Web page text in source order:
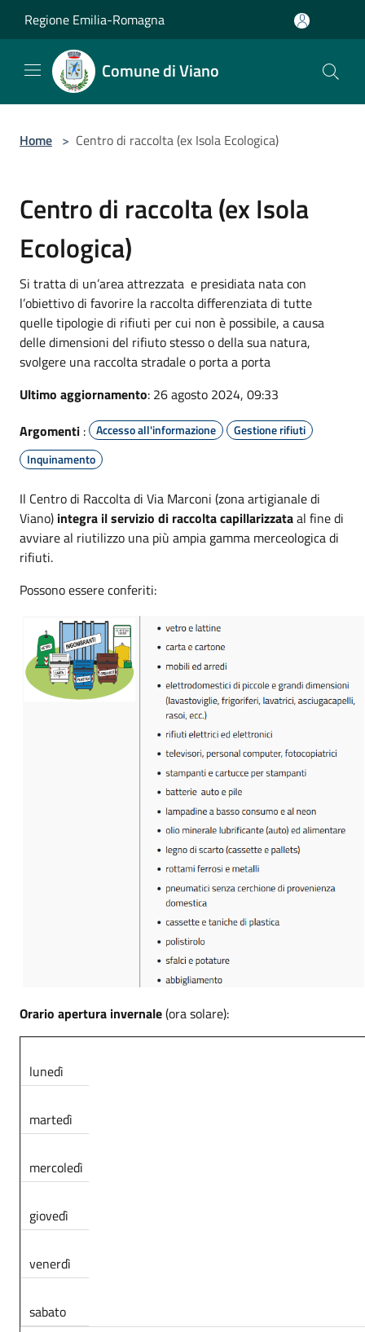
Regione Emilia-Romagna
Comune di Viano
Home > Centro di raccolta (ex Isola Ecologica)
Centro di raccolta (ex Isola
Ecologica)
Si tratta di un’area attrezzata e presidiata nata con
l’obiettivo di favorire la raccolta differenziata di tutte
quelle tipologie di rifiuti per cui non è possibile, a causa
delle dimensioni del rifiuto stesso o della sua natura,
svolgere una raccolta stradale o porta a porta
Ultimo aggiornamento: 26 agosto 2024, 09:33
Argomenti : Accesso all'informazione
Gestione rifiuti
Inquinamento
Il Centro di Raccolta di Via Marconi (zona artigianale di
Viano) integra il servizio di raccolta capillarizzataal fine di
avviare al riutilizzo una più ampia gamma merceologica di
rifiuti.
Possono essere conferiti:
Orario apertura invernale(ora solare):
lunedì
martedì
mercoledì
giovedì
venerdì
sabato